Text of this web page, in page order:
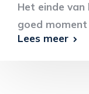
Het einde
goed
Lees meer